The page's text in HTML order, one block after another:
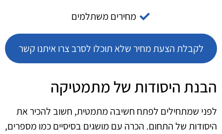
מחירים משתלמים
לקבלת הצעת מחיר שלא תוכלו לסרב צרו איתנו קשר
הבנת היסודות של מתמטיקה
לפני שמתחילים לפתח חשיבה מתמטית, חשוב להכיר את
היסודות של התחום. הכרה עם מושגים בסיסיים כמו מספרים,